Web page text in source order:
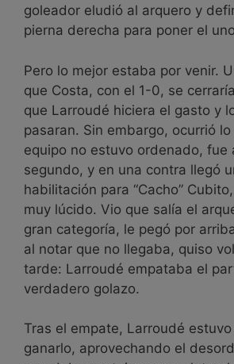
goleador eludió al arquero y
pierna derecha para poner el
Pero lo mejor estaba por venir.
que Costa, con el 1-0, se
que Larroudé hiciera el gasto y
pasaran. Sin embargo, ocurrió
equipo no estuvo ordenado, fue
segundo, y en una contra llegó
habilitación para “Cacho”
muy lúcido. Vio que salía el
gran categoría, le pegó por
al notar que no llegaba, quiso
tarde: Larroudé empataba el
verdadero golazo.
Tras el empate, Larroudé
ganarlo, aprovechando el